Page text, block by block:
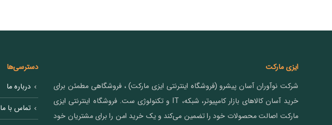
ایزی مارکت
شرکت نوآوران آسان پیشرو (فروشگاه اینترنتی ایزی مارکت) ، فروشگاهی مطمئن برای
خرید آسان کالاهای بازار کامپیوتر، شبکه، IT و تکنولوژی ست. فروشگاه اینترنتی ایزی
مارکت اصالت محصولات خود را تضمین می‌کند و یک خرید امن را برای مشتریان خود
دسترسی‌ها
درباره ما
تماس با ما